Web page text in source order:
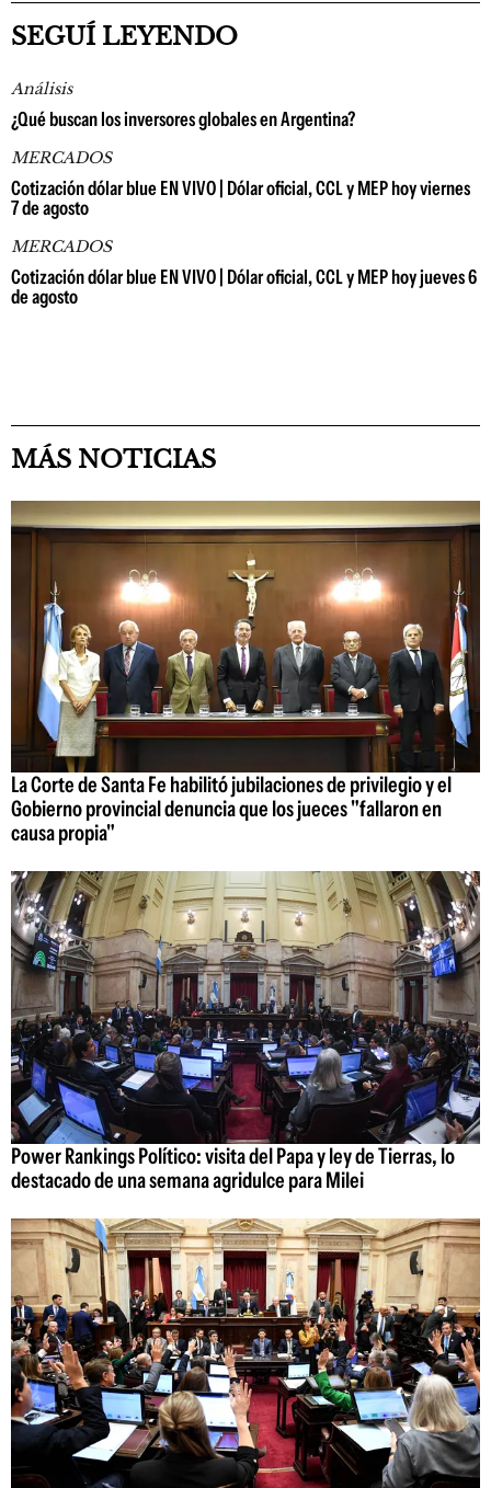
SEGUÍ LEYENDO
Análisis
¿Qué buscan los inversores globales en Argentina?
MERCADOS
Cotización dólar blue EN VIVO | Dólar oficial, CCL y MEP hoy viernes
7 de agosto
MERCADOS
Cotización dólar blue EN VIVO | Dólar oficial, CCL y MEP hoy jueves 6
de agosto
MÁS NOTICIAS
La Corte de Santa Fe habilitó jubilaciones de privilegio y el
Gobierno provincial denuncia que los jueces "fallaron en
causa propia"
Power Rankings Político: visita del Papa y ley de Tierras, lo
destacado de una semana agridulce para Milei